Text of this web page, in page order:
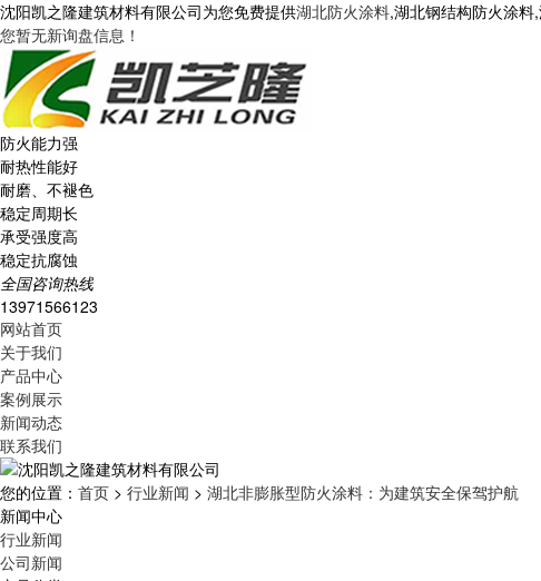
沈阳凯之隆建筑材料有限公司为您免费提供湖北防火涂料,湖北钢结构防火涂料
您暂无新询盘信息！
防火能力强
耐热性能好
耐磨、不褪色
稳定周期长
承受强度高
稳定抗腐蚀
全国咨询热线
13971566123
网站首页
关于我们
产品中心
案例展示
新闻动态
联系我们
您的位置： 首页 > 行业新闻 > 湖北非膨胀型防火涂料：为建筑安全保驾护航
新闻中心
行业新闻
公司新闻